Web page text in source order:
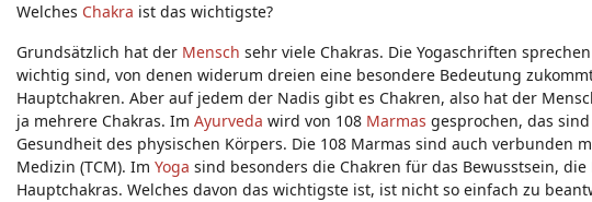
Welches Chakra ist das wichtigste?
Grundsätzlich hat der Mensch sehr viele Chakras. Die Yogaschriften
wichtig sind, von denen widerum dreien eine besondere Bedeutung
Hauptchakren. Aber auf jedem der Nadis gibt es Chakren, also hat der
ja mehrere Chakras. Im Ayurveda wird von 108 Marmas gesprochen, das
Gesundheit des physischen Körpers. Die 108 Marmas sind auch
Medizin (TCM). Im Yoga sind besonders die Chakren für das Bewusstsein,
Hauptchakras. Welches davon das wichtigste ist, ist nicht so einfach zu